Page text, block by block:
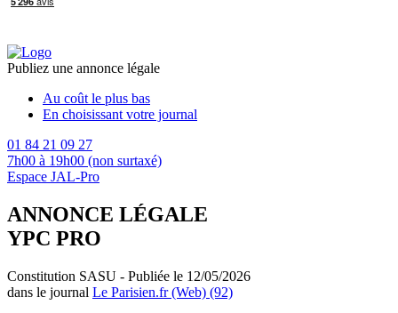
Publiez une annonce légale
Au coût le plus bas
En choisissant votre journal
01 84 21 09 27
7h00 à 19h00 (non surtaxé)
Espace JAL-Pro
ANNONCE LÉGALE
YPC PRO
Constitution SASU - Publiée le 12/05/2026
dans le journal Le Parisien.fr (Web) (92)